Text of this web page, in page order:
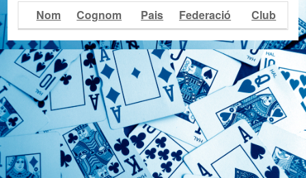
Nom Cognom Pais Federació Club